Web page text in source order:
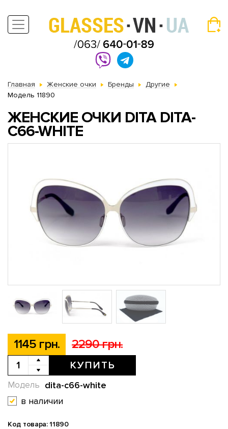
Главная Женские очки Бренды
Другие
Модель 11890
ЖЕНСКИЕ ОЧКИ DITA DITA-
C66-WHITE
1145 грн. 2290 грн.
КУПИТЬ
dita-c66-white
Модель
в наличии
Код товара: 11890